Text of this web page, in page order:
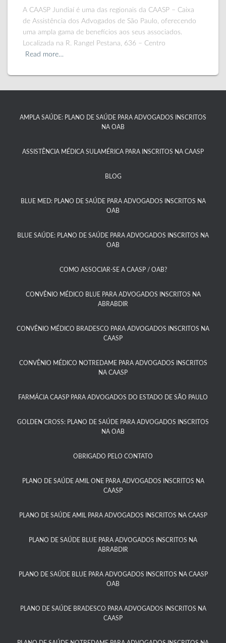
A CAASP Jundiaí é uma das regionais da CAASP – Caixa
de Assistência dos Advogados de São Paulo, oferecendo
uma ampla gama de benefícios aos seus associados.
Localizada na R. Rangel Pestana, 636 – Centro
Read more…
AMPLA SAÚDE: PLANO DE SAÚDE PARA ADVOGADOS INSCRITOS
NA OAB
ASSISTÊNCIA MÉDICA SULAMÉRICA PARA INSCRITOS NA CAASP​
BLOG
BLUE MED: PLANO DE SAÚDE PARA ADVOGADOS INSCRITOS NA
OAB
BLUE SAÚDE: PLANO DE SAÚDE PARA ADVOGADOS INSCRITOS NA
OAB​
COMO ASSOCIAR-SE A CAASP / OAB?​
CONVÊNIO MÉDICO BLUE PARA ADVOGADOS INSCRITOS NA
ABRABDIR
CONVÊNIO MÉDICO BRADESCO PARA ADVOGADOS INSCRITOS NA
CAASP​
CONVÊNIO MÉDICO NOTREDAME PARA ADVOGADOS INSCRITOS
NA CAASP​
FARMÁCIA CAASP PARA ADVOGADOS DO ESTADO DE SÃO PAULO​
GOLDEN CROSS: PLANO DE SAÚDE PARA ADVOGADOS INSCRITOS
NA OAB
OBRIGADO PELO CONTATO
PLANO DE SAÚDE AMIL ONE PARA ADVOGADOS INSCRITOS NA
CAASP​
PLANO DE SAÚDE AMIL PARA ADVOGADOS INSCRITOS NA CAASP
PLANO DE SAÚDE BLUE PARA ADVOGADOS INSCRITOS NA
ABRABDIR
PLANO DE SAÚDE BLUE PARA ADVOGADOS INSCRITOS NA CAASP
OAB
PLANO DE SAÚDE BRADESCO PARA ADVOGADOS INSCRITOS NA
CAASP​